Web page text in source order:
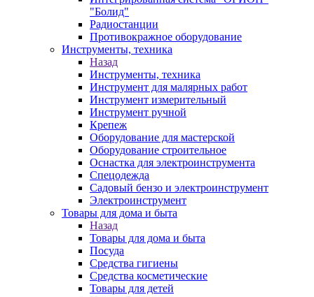
"Болид"
Радиостанции
Противокражное оборудование
Инструменты, техника
Назад
Инструменты, техника
Инструмент для малярных работ
Инструмент измерительный
Инструмент ручной
Крепеж
Оборудование для мастерской
Оборудование строительное
Оснастка для электроинструмента
Спецодежда
Садовый бензо и электроинструмент
Электроинструмент
Товары для дома и быта
Назад
Товары для дома и быта
Посуда
Средства гигиены
Средства косметические
Товары для детей